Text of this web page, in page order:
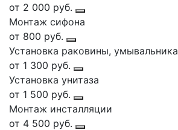
от 2 000 руб.
Монтаж сифона
от 800 руб.
Установка раковины, умывальника
от 1 300 руб.
Установка унитаза
от 1 500 руб.
Монтаж инсталляции
от 4 500 руб.